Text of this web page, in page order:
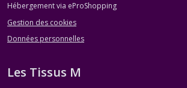
Hébergement via eProShopping
Gestion des cookies
Données personnelles
Les Tissus M